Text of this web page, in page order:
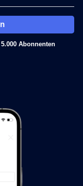
5.000 Abonnenten